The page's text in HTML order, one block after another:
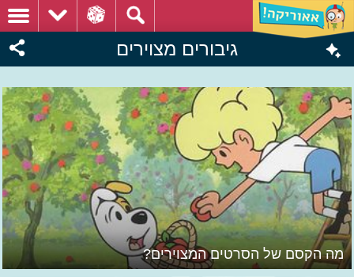
גיבורים מצוירים
מה הקסם של הסרטים המצוירים?